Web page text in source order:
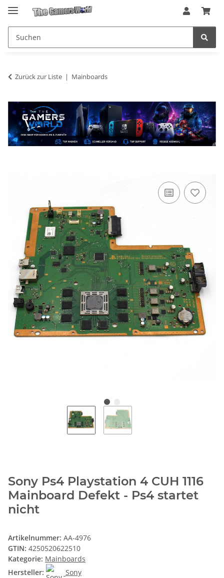
Zurück zur Liste Mainboards
Sony Ps4 Playstation 4 CUH 1116
Mainboard Defekt - Ps4 startet
nicht
Artikelnummer: AA-4976
GTIN: 4250520622510
Kategorie: Mainboards
Hersteller:
Sony